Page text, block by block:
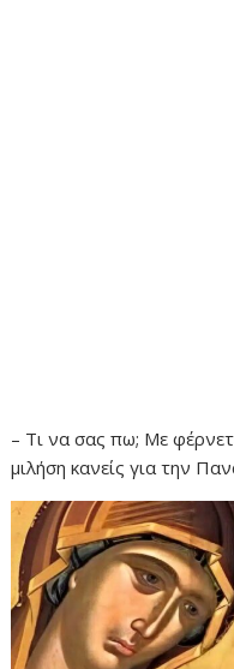
– Τι να σας πω; Με
μιλήση κανείς για την